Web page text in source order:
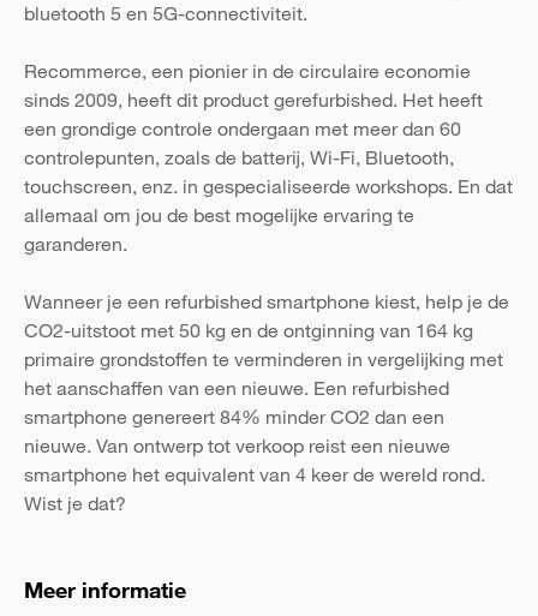
bluetooth 5 en 5G-connectiviteit.
Recommerce, een pionier in de circulaire economie
sinds 2009, heeft dit product gerefurbished. Het heeft
een grondige controle ondergaan met meer dan 60
controlepunten, zoals de batterij, Wi-Fi, Bluetooth,
touchscreen, enz. in gespecialiseerde workshops. En dat
allemaal om jou de best mogelijke ervaring te
garanderen.
Wanneer je een refurbished smartphone kiest, help je de
CO2-uitstoot met 50 kg en de ontginning van 164 kg
primaire grondstoffen te verminderen in vergelijking met
het aanschaffen van een nieuwe. Een refurbished
smartphone genereert 84% minder CO2 dan een
nieuwe. Van ontwerp tot verkoop reist een nieuwe
smartphone het equivalent van 4 keer de wereld rond.
Wist je dat?
Meer informatie